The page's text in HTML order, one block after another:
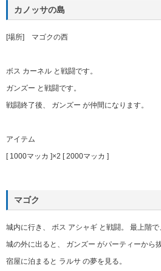
カノッサの島
[場所] マゴクの西
ボス カーネル と戦闘です。
ガンズー と戦闘です。
戦闘終了後、 ガンズー が仲間になります。
アイテム
[ 1000マッカ ]×2 [ 2000マッカ ]
マゴク
城内に行き、 ボス アシャギ と戦闘。 最上階で
城の外に出ると、 ガンズー がパーティーから
宿屋に泊まると ラルサ の夢を見る。